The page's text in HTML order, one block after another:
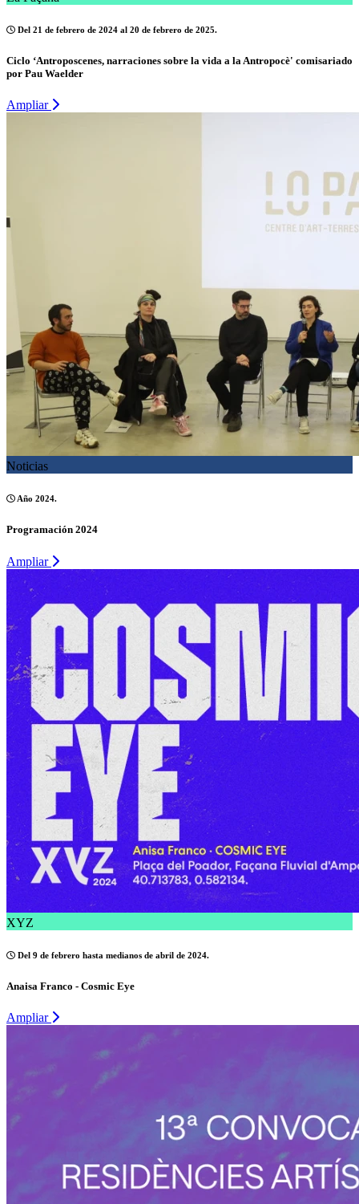
Del 21 de febrero de 2024 al 20 de febrero de 2025.
Ciclo ‘Antroposcenes, narraciones sobre la vida a la Antropocè' comisariado
por Pau Waelder
Ampliar
Noticias
Año 2024.
Programación 2024
Ampliar
XYZ
Del 9 de febrero hasta medianos de abril de 2024.
Anaisa Franco - Cosmic Eye
Ampliar